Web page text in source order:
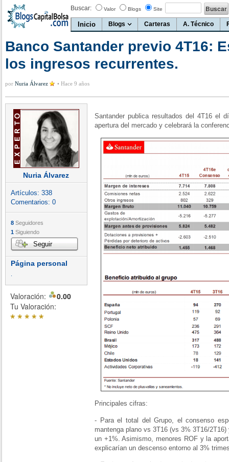
Buscar: Valor Blogs Site
Inicio Blogs Carteras A. Técnico
Banco Santander previo 4T16:
los ingresos recurrentes.
por Nuria Álvarez • Hace 9 años
Nuria Álvarez
Artículos: 338
Comentarios: 0
8 Seguidores
1 Siguiendo
Seguir
Página personal
Valoración:
0.00
Tu Valoración:
*****
Santander publica resultados del 4T16 el
apertura del mercado y celebrará la
Principales cifras:
- Para el total del Grupo, el consenso
mantenga plano vs 3T16 (vs 3% 3T16/
un +1%. Asimismo, menores ROF y la
explicarían un descenso entorno al 3%